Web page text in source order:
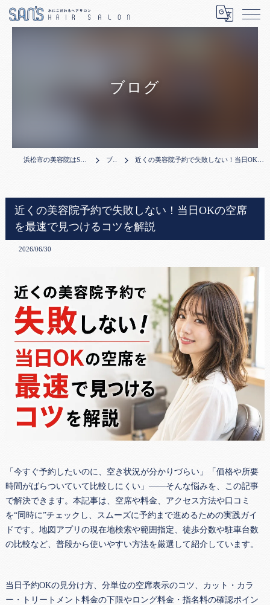
ブログ
浜松市の美容院はSAN'S HAIR SALON ブログ 近くの美容院予約で失敗しない！当日OKの空席を最速で見つけるコツを解説
近くの美容院予約で失敗しない！当日OKの空席
を最速で見つけるコツを解説
2026/06/30
「今すぐ予約したいのに、空き状況が分かりづらい」「価格や所要
時間がばらついていて比較しにくい」――そんな悩みを、この記事
で解決できます。本記事は、空席や料金、アクセス方法や口コミ
を“同時に”チェックし、スムーズに予約まで進めるための実践ガイ
ドです。地図アプリの現在地検索や範囲指定、徒歩分数や駐車台数
の比較など、普段から使いやすい方法を厳選して紹介しています。
当日予約OKの見分け方、分単位の空席表示のコツ、カット・カラ
ー・トリートメント料金の下限やロング料金・指名料の確認ポイン